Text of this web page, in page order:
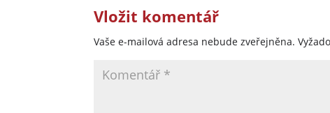
Vložit komentář
Vaše e-mailová adresa nebude zveřejněna.